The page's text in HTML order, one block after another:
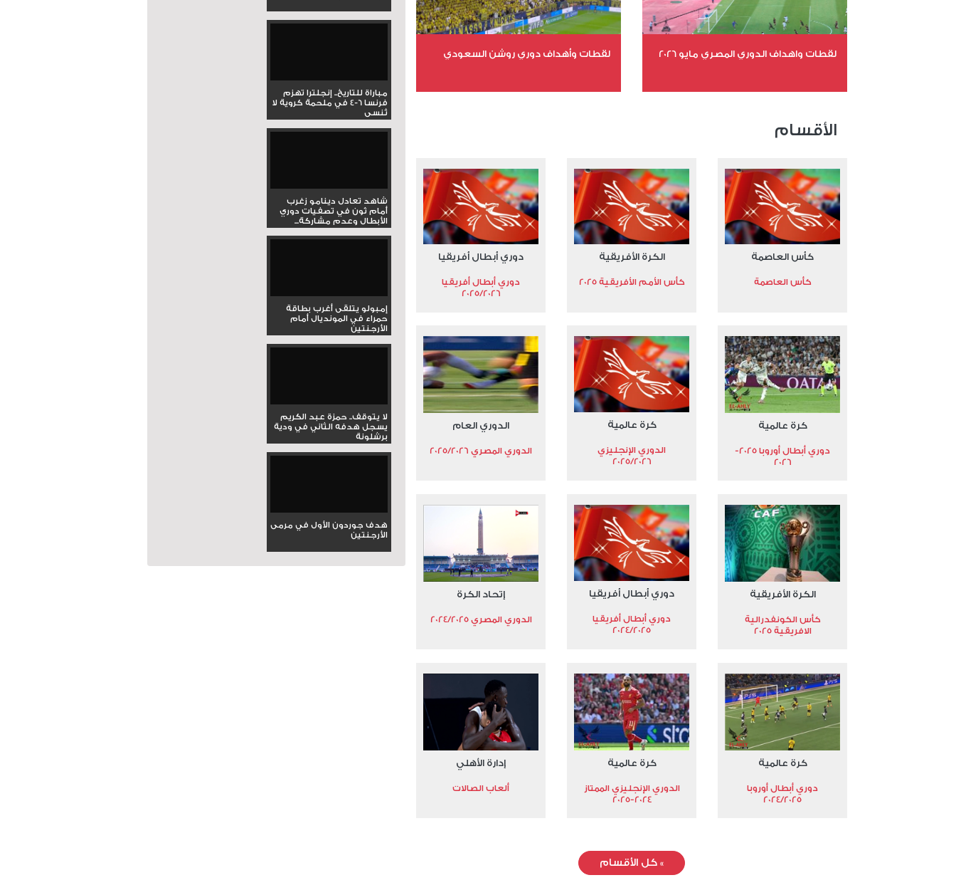
لقطات واهداف الدوري المصري مايو 2026 لقطات وأهداف دوري روشن السعودي
الأقسام
كأس العاصمة
كأس العاصمة
الكرة الأفريقية
كأس الأمم الأفريقية 2025
دوري أبطال أفريقيا
دوري أبطال أفريقيا
2025/2026
كرة عالمية
دوري أبطال أوروبا 2025-
2026
كرة عالمية
الدوري الإنجليزي
2025/2026
الدوري العام
الدوري المصري 2025/2026
الكرة الأفريقية
كأس الكونفدرالية
الافريقية 2025
دوري أبطال أفريقيا
دوري أبطال أفريقيا
2024/2025
إتحاد الكرة
الدوري المصري 2024/2025
كرة عالمية
دوري أبطال أوروبا
2024/2025
كرة عالمية
الدوري الإنجليزي الممتاز
2024-2025
إدارة الأهلي
ألعاب الصالات
»كل الأقسام
مباراة للتاريخ.. إنجلترا تهزم
فرنسا 6-4 في ملحمة كروية لا
تُنسى
شاهد تعادل دينامو زغرب
أمام ثون في تصفيات دوري
الأبطال وعدم مشاركة...
إمبولو يتلقى أغرب بطاقة
حمراء في المونديال أمام
الأرجنتين
لا يتوقف.. حمزة عبد الكريم
يسجل هدفه الثاني في ودية
برشلونة
هدف جوردون الأول في مرمى
الأرجنتين